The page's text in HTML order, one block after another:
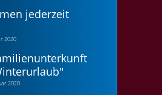
jederzeit
2020
"
2020